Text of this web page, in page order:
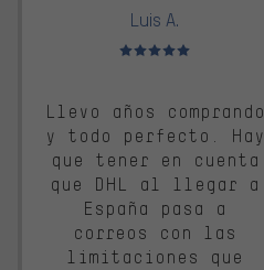
Luis A.
Valoración media: 5 de 5
Llevo años comprando
y todo perfecto. Hay
que tener en cuenta
que DHL al llegar a
España pasa a
correos con las
limitaciones que